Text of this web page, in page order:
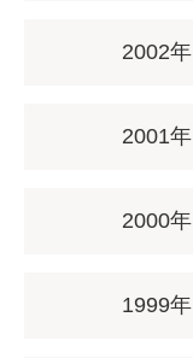
2002年
2001年
2000年
1999年